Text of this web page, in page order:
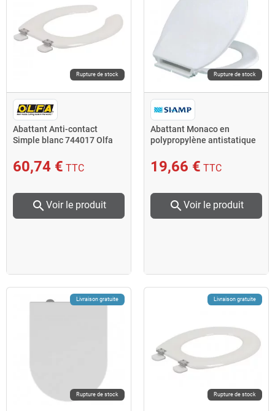
Rupture de stock
Abattant Anti-contact
Simple blanc 744017 Olfa
60,74 € TTC
search Voir le produit
Rupture de stock
Abattant Monaco en
polypropylène antistatique
Siamp
19,66 € TTC
search Voir le produit
Livraison gratuite
Rupture de stock
Livraison gratuite
Rupture de stock